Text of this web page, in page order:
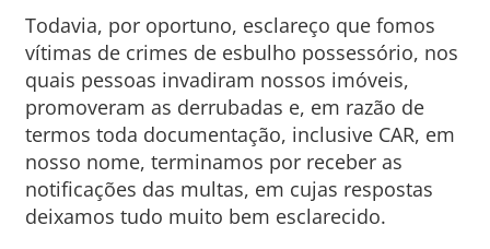
Todavia, por oportuno, esclareço que fomos
vítimas de crimes de esbulho possessório, nos
quais pessoas invadiram nossos imóveis,
promoveram as derrubadas e, em razão de
termos toda documentação, inclusive CAR, em
nosso nome, terminamos por receber as
notificações das multas, em cujas respostas
deixamos tudo muito bem esclarecido.